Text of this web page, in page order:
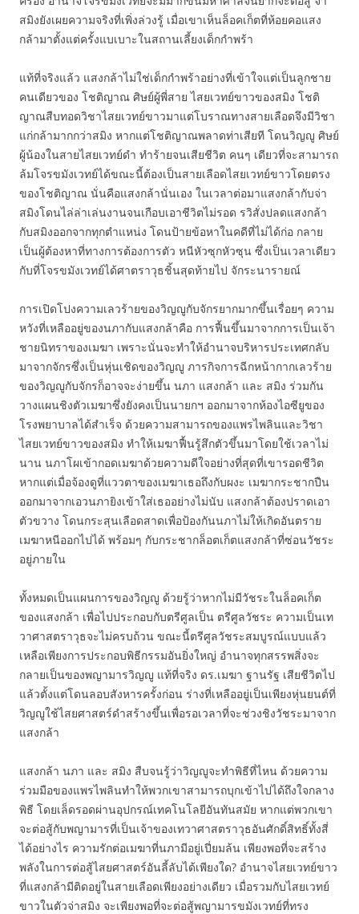
สมิงยังเผยความจริงที่เพิ่งล่วงรู้ เมื่อเขาเห็นล็อคเก็ตที่ห้อยคอแสง
กล้ามาตั้งแต่ครั้งแบเบาะในสถานเลี้ยงเด็กกำพร้า
แท้ที่จริงแล้ว แสงกล้าไม่ใช่เด็กกำพร้าอย่างที่เข้าใจแต่เป็นลูกชาย
คนเดียวของ โชติญาณ ศิษย์ผู้พี่สาย ไสยเวทย์ขาวของสมิง โชติ
ญาณสืบทอดวิชาไสยเวทย์ขาวมาแต่โบราณทางสายเลือดจึงมีวิชา
แก่กล้ามากกว่าสมิง หากแต่โชติญาณพลาดท่าเสียที โดนวิญญู ศิษย์
ผู้น้องในสายไสยเวทย์ดำ ทำร้ายจนเสียชีวิต คนๆ เดียวที่จะสามารถ
ล้มโจรขมังเวทย์ได้ขณะนี้ต้องเป็นสายเลือดไสยเวทย์ขาวโดยตรง
ของโชติญาณ นั่นคือแสงกล้านั่นเอง ในเวลาต่อมาแสงกล้ากับจ่า
สมิงโดนไล่ล่าเล่นงานจนเกือบเอาชีวิตไม่รอด รวิสั่งปลดแสงกล้า
กับสมิงออกจากทุกตำแหน่ง โดนป้ายข้อหาในคดีที่ไม่ได้ก่อ กลาย
เป็นผู้ต้องหาที่ทางการต้องการตัว หนีหัวซุกหัวซุน ซึ่งเป็นเวลาเดียว
กับที่โจรขมังเวทย์ได้ศาตราวุธชิ้นสุดท้ายไป จักระนารายณ์
การเปิดโปงความเลวร้ายของวิญญูกับจักรยากมากขึ้นเรื่อยๆ ความ
หวังที่เหลืออยู่ของนภากับแสงกล้าคือ การฟื้นขึ้นมาจากการเป็นเจ้า
ชายนิทราของเมฆา เพราะนั่นจะทำให้อำนาจบริหารประเทศกลับ
มาจากจักรซึ่งเป็นหุ่นเชิดของวิญญู ภารกิจการฉีกหน้ากากเลวร้าย
ของวิญญูกับจักรก็อาจจะง่ายขึ้น นภา แสงกล้า และ สมิง ร่วมกัน
วางแผนชิงตัวเมฆาซึ่งยังคงเป็นนายกฯ ออกมาจากห้องไอซียูของ
โรงพยาบาลได้สำเร็จ ด้วยความสามารถของแพรไพลินและวิชา
ไสยเวทย์ขาวของสมิง ทำให้เมฆาฟื้นรู้สึกตัวขึ้นมาโดยใช้เวลาไม่
นาน นภาโผเข้ากอดเมฆาด้วยความดีใจอย่างที่สุดที่เขารอดชีวิต
หากแต่เมื่อจ้องดูที่แววตาของเมฆาเธอถึงกับผงะ เมฆากระชากปืน
ออกมาจากเอวนภายิงเข้าใส่เธออย่างไม่นับ แสงกล้าต้องปราดเอา
ตัวขวาง โดนกระสุนเลือดสาดเพื่อป้องกันนภาไม่ให้เกิดอันตราย
เมฆาหนีออกไปได้ พร้อมๆ กับกระชากล็อตเก็ตแสงกล้าที่ซ่อนวัชระ
อยู่ภายใน
ทั้งหมดเป็นแผนการของวิญญู ด้วยรู้ว่าหากไม่มีวัชระในล็อคเก็ต
ของแสงกล้า เพื่อไปประกอบกับตรีศูลเป็น ตรีศูลวัชระ ความเป็นเท
วาศาสตราวุธจะไม่ครบถ้วน ขณะนี้ตรีศูลวัชระสมบูรณ์แบบแล้ว
เหลือเพียงการประกอบพิธีกรรมอันยิ่งใหญ่ อำนาจทุกสรรพสิ่งจะ
กลายเป็นของพญามารวิญญู แท้ที่จริง ดร.เมฆา ฐานรัฐ เสียชีวิตไป
แล้วตั้งแต่โดนลอบสังหารครั้งก่อน ร่างที่เหลืออยู่เป็นเพียงหุ่นยนต์ที่
วิญญูใช้ไสยศาสตร์ดำสร้างขึ้นเพื่อรอเวลาที่จะช่วงชิงวัชระมาจาก
แสงกล้า
แสงกล้า นภา และ สมิง สืบจนรู้ว่าวิญญูจะทำพิธีที่ไหน ด้วยความ
ร่วมมือของแพรไพลินทำให้พวกเขาสามารถบุกเข้าไปได้ถึงใจกลาง
พิธี โดยเล็ดรอดผ่านอุปกรณ์เทคโนโลยีอันทันสมัย หากแต่พวกเขา
จะต่อสู้กับพญามารที่เป็นเจ้าของเทวาศาสตราวุธอันศักดิ์สิทธิ์ทั้งสี่
ได้อย่างไร ความรักต่อเมฆาที่นภามีอยู่เปี่ยมล้น เพียงพอที่จะสร้าง
พลังในการต่อสู้ไสยศาสตร์อันลี้ลับได้เพียงใด? อำนาจไสยเวทย์ขาว
ที่แสงกล้ามีติดอยู่ในสายเลือดเพียงอย่างเดียว เมื่อรวมกับไสยเวทย์
ขาวในตัวจ่าสมิง จะเพียงพอที่จะต่อสู้พญามารขมังเวทย์ที่ทรง